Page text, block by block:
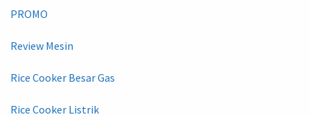
PROMO
Review Mesin
Rice Cooker Besar Gas
Rice Cooker Listrik